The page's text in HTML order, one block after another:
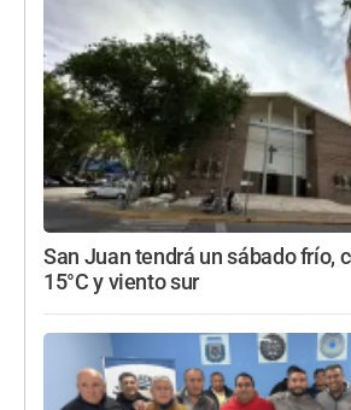
San Juan tendrá un sábado frío,
15°C y viento sur